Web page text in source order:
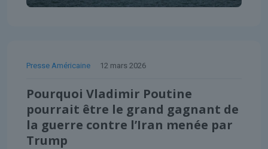
Presse Américaine 12 mars 2026
Pourquoi Vladimir Poutine
pourrait être le grand gagnant de
la guerre contre l’Iran menée par
Trump